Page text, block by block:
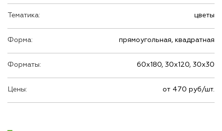
Тематика: цветы
Форма: прямоугольная, квадратная
Форматы: 60х180, 30х120, 30х30
Цены: от 470 руб/шт.